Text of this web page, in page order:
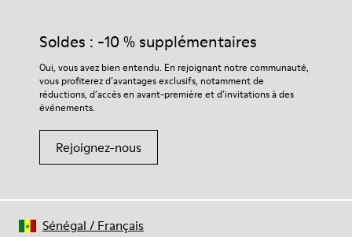
Soldes : -10 % supplémentaires
Oui, vous avez bien entendu. En rejoignant notre communauté,
vous profiterez d’avantages exclusifs, notamment de
réductions, d’accès en avant-première et d’invitations à des
événements.
Rejoignez-nous
Sénégal / Français